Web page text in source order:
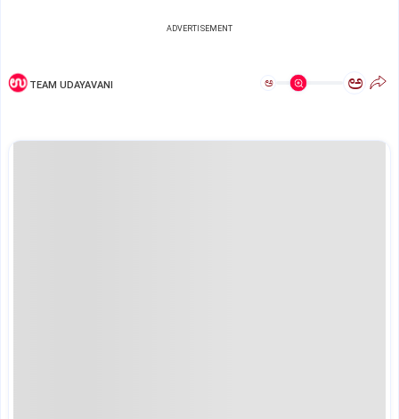
ADVERTISEMENT
TEAM UDAYAVANI ಅ ಅ